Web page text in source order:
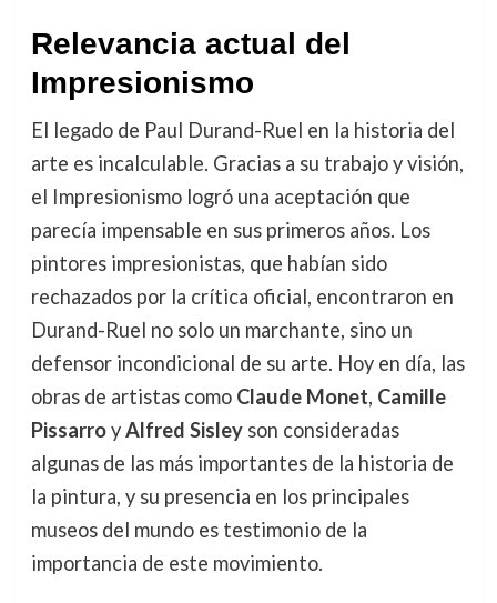
Relevancia actual del
Impresionismo
El legado de Paul Durand-Ruel en la historia del
arte es incalculable. Gracias a su trabajo y visión,
el Impresionismo logró una aceptación que
parecía impensable en sus primeros años. Los
pintores impresionistas, que habían sido
rechazados por la crítica oficial, encontraron en
Durand-Ruel no solo un marchante, sino un
defensor incondicional de su arte. Hoy en día, las
obras de artistas como Claude Monet, Camille
PissarroyAlfred Sisleyson consideradas
algunas de las más importantes de la historia de
la pintura, y su presencia en los principales
museos del mundo es testimonio de la
importancia de este movimiento.